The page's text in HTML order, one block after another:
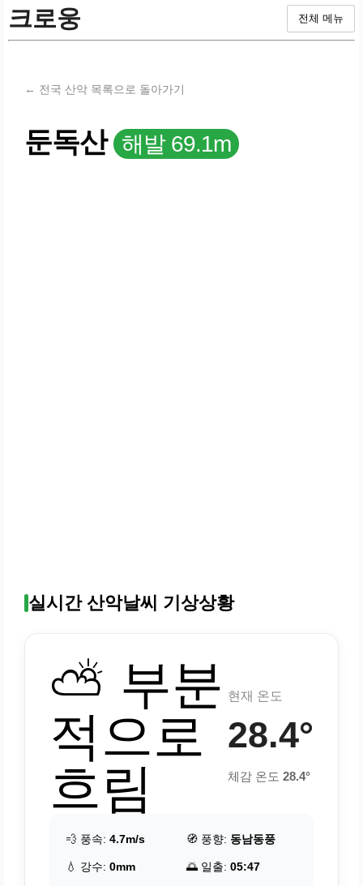
크로웅 전체 메뉴
← 전국 산악 목록으로 돌아가기
둔독산 해발 69.1m
실시간 산악날씨 기상상황
⛅ 부분
적으로
흐림
현재 온도
28.4°
체감 온도 28.4°
💨 풍속: 4.7m/s 🧭 풍향: 동남동풍
💧 강수: 0mm 🌅 일출: 05:47